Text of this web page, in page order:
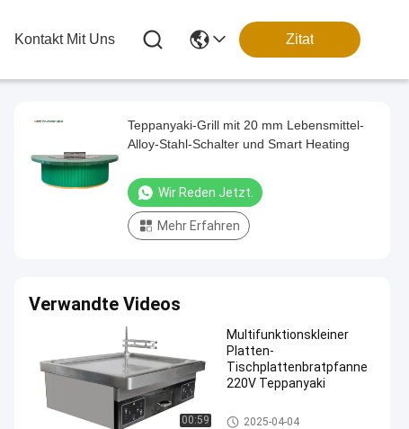
Kontakt Mit Uns Zitat
Teppanyaki-Grill mit 20 mm Lebensmittel-
Alloy-Stahl-Schalter und Smart Heating
Wir Reden Jetzt.
Mehr Erfahren
Verwandte Videos
00:59
Multifunktionskleiner
Platten-
Tischplattenbratpfanne
220V Teppanyaki
Teppanyaki-Grill-Tabelle
2025-04-04